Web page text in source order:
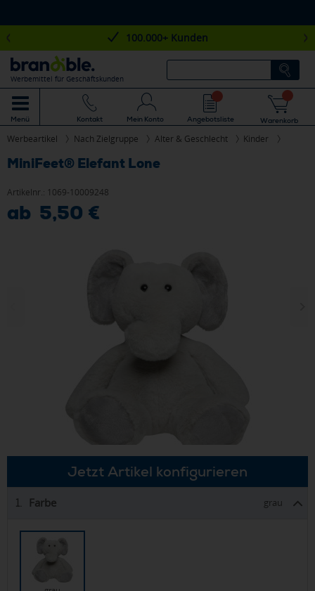
100.000+ Kunden
Werbemittel für Geschäftskunden
Menü Kontakt Mein Konto Angebotsliste Warenkorb
Werbeartikel Nach Zielgruppe Alter & Geschlecht Kinder
MiniFeet® Elefant Lone
Artikelnr.: 1069-10009248
ab 5,50 €
Jetzt Artikel konfigurieren
1. Farbe grau